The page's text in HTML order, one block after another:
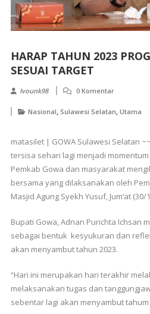
HARAP TAHUN 2023
SESUAI TARGET
Ivounk98 0 Komentar
Nasional, Sulawesi Selatan, Utama
matasilet | GOWA Sulawesi Selatan
tersisa sehari lagi menjadi
Pemkab Gowa dan masyarakat
bersama yang dilaksanakan oleh
Masjid Agung Syekh Yusuf, Jum’at (30/
Bupati Gowa, Adnan Purichta Ichsan
sebagai bentuk kesyukuran dan
akan menyambut tahun 2023.
“Hari ini merupakan hari terakhir
melaksanakan tugas dan
sebentar lagi akan menyambut tahum